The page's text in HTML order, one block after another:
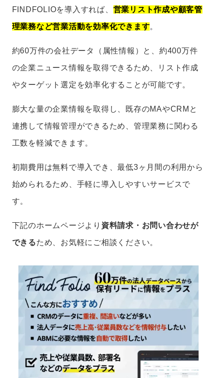
FINDFOLIOを導入すれば、 営業リスト作成や顧客管
理業務など営業活動を効率化できます。
約60万件の会社データ（属性情報）と、約400万件
の企業ニュース情報を取得できるため、リスト作成
やターゲット選定を効率化することが可能です。
膨大な量の企業情報を取得し、既存のMAやCRMと
連携して情報管理ができるため、管理業務に関わる
工数を軽減できます。
初期費用は無料で導入でき、最低3ヶ月間の利用から
始められるため、手軽に導入しやすいサービスで
す。
下記のホームページより 資料請求・お問い合わせが
できるため、お気軽にご相談ください。